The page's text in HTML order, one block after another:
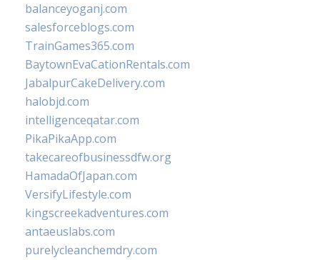
balanceyoganj.com
salesforceblogs.com
TrainGames365.com
BaytownEvaCationRentals.com
JabalpurCakeDelivery.com
halobjd.com
intelligenceqatar.com
PikaPikaApp.com
takecareofbusinessdfw.org
HamadaOfJapan.com
VersifyLifestyle.com
kingscreekadventures.com
antaeuslabs.com
purelycleanchemdry.com